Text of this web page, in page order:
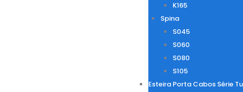
K165
Spina
S045
S060
S080
S105
Esteira Porta Cabos Série